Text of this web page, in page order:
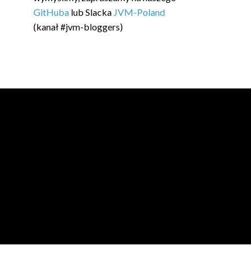
GitHuba lub Slacka JVM-Poland
(kanał #jvm-bloggers)